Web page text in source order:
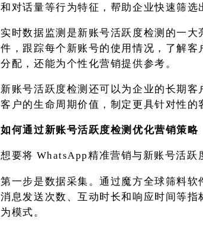
和对话量等行为特征，帮助企业快速筛选
实时数据监测是新账号活跃度检测的一
件，跟踪每个新账号的使用情况，了解
分配，还能为个性化营销提供参考。
新账号活跃度检测还可以为企业的长期
客户的生命周期价值，制定更具针对性的
如何通过新账号活跃度检测优化营销策略
想要将 WhatsApp精准营销与新账号活跃
第一步是数据采集。通过魔方全球筛料
消息发送次数、互动时长和响应时间等
为模式。